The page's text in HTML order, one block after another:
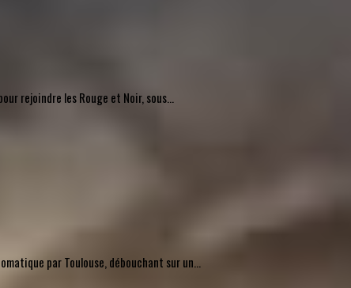
rejoindre les Rouge et Noir, sous...
par Toulouse, débouchant sur un...